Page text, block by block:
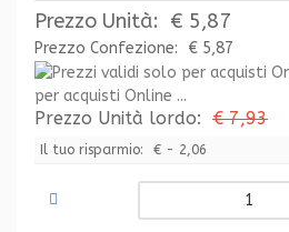
Prezzo Unità: € 5,87
Prezzo Confezione:
€ 5,87
per acquisti Online ...
Prezzo Unità lordo: € 7,93
Il tuo risparmio: € - 2,06